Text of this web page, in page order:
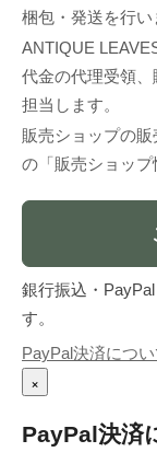
梱包・発送を行い
ANTIQUE
代金の代理受領
担当します。
販売ショップの
の「販売ショップ
銀行振込・
す。
PayPal決済につい
×
PayPal決済